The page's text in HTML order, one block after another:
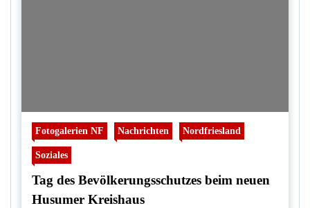
Fotogalerien NF Nachrichten Nordfriesland
Soziales
Tag des Bevölkerungsschutzes beim neuen
Husumer Kreishaus